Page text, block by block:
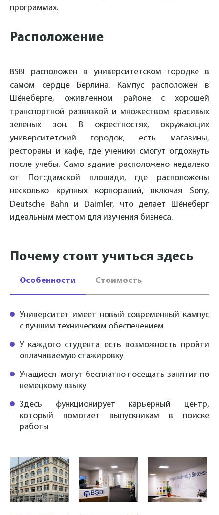
программах.
Расположение
BSBI расположен в университетском городке в
самом сердце Берлина. Кампус расположен в
Шёнеберге, оживленном районе с хорошей
транспортной развязкой и множеством красивых
зеленых зон. В окрестностях, окружающих
университетский городок, есть магазины,
рестораны и кафе, где ученики смогут отдохнуть
после учебы. Само здание расположено недалеко
от Потсдамской площади, где расположены
несколько крупных корпораций, включая Sony,
Deutsche Bahn и Daimler, что делает Шёнеберг
идеальным местом для изучения бизнеса.
Почему стоит учиться здесь
Особенности Стоимость
Университет имеет новый современный кампус
с лучшим техническим обеспечением
У каждого студента есть возможность пройти
оплачиваемую стажировку
Учащиеся могут бесплатно посещать занятия по
немецкому языку
Здесь функционирует карьерный центр,
который помогает выпускникам в поиске
работы